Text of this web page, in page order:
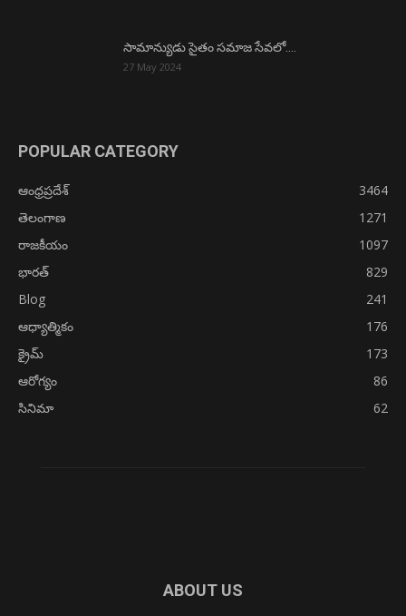
సామాన్యుడు సైతం సమాజ సేవలో….
27 May 2024
POPULAR CATEGORY
ఆంధ్రప్రదేశ్
3464
తెలంగాణ
1271
రాజకీయం
1097
భారత్
829
Blog
241
ఆధ్యాత్మికం
176
క్రైమ్
173
ఆరోగ్యం
86
సినిమా
62
ABOUT US